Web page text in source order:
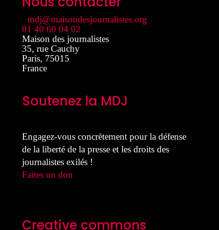
mdj@maisondesjournalistes.org
01 40 60 04 02
Maison des journalistes
35, rue Cauchy
Paris, 75015
France
Soutenez la MDJ
Engagez-vous concrètement pour la défense
de la liberté de la presse et les droits des
journalistes exilés !
Faites un don
Creative commons